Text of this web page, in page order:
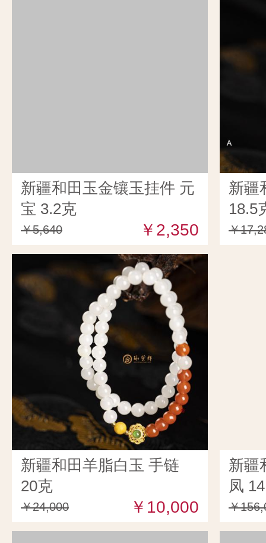
新疆和田玉金镶玉挂件 元
宝 3.2克
￥5,640 ￥2,350
新疆
18.5
￥
新疆和田羊脂白玉 手链
20克
￥24,000 ￥10,000
新疆
凤
￥